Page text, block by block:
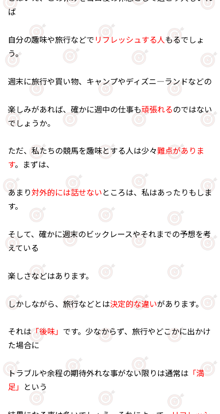
ば
自分の趣味や旅行などでリフレッシュする人もるでしょ
う。
週末に旅行や買い物、キャンプやディズニ―ランドなどの
楽しみがあれば、確かに週中の仕事も頑張れるのではない
でしょうか。
ただ、私たちの競馬を趣味とする人は少々難点がありま
す。まずは、
あまり対外的には話せないところは、私はあったりもしま
す。
そして、確かに週末のビックレースやそれまでの予想を考
えている
楽しさなどはあります。
しかしながら、旅行などとは決定的な違いがあります。
それは 「後味」 です。少なからず、旅行やどこかに出かけ
た場合に
トラブルや余程の期待外れな事がない限りは通常は 「満
足」 という